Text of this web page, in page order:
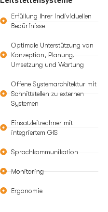
Erfüllung Ihrer individuellen
Bedürfnisse
Optimale Unterstützung von
Konzeption, Planung,
Umsetzung und Wartung
Offene Systemarchitektur mit
Schnittstellen zu externen
Systemen
Einsatzleitrechner mit
integriertem GIS
Sprachkommunikation
Monitoring
Ergonomie